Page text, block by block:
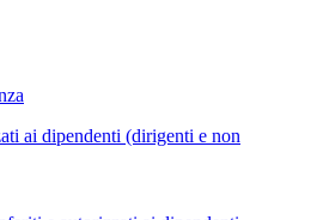
ai dipendenti (dirigenti e non